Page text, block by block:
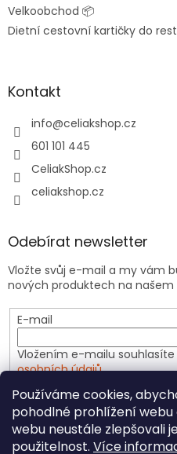
Používáme cookies,
pohodlné prohlížení
webu neustále zlepšovali
použitelnost. Více
Velkoobchod 📦
Dietní cestovní kartičky do
Kontakt
info@celiakshop.cz
601 101 445
CeliakShop.cz
celiakshop.cz
Odebírat newsletter
Vložte svůj e-mail a my vám
nových produktech na našem
E-mail
Vložením e-mailu souhlasíte
osobních údajů
PŘIHLÁSIT SE